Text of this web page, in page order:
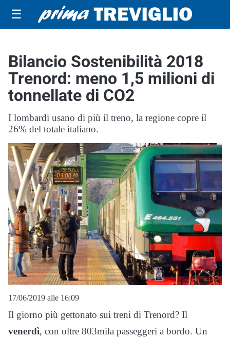
☰
Bilancio Sostenibilità 2018
Trenord: meno 1,5 milioni di
tonnellate di CO2
I lombardi usano di più il treno, la regione copre il
26% del totale italiano.
17/06/2019 alle 16:09
Il giorno più gettonato sui treni di Trenord? Il
venerdì, con oltre 803mila passeggeri a bordo. Un